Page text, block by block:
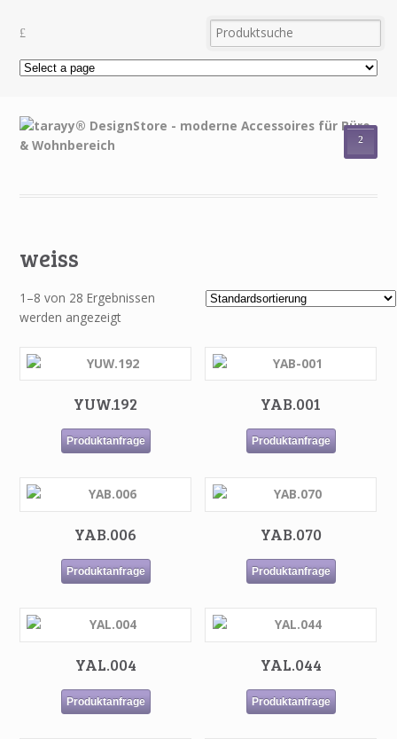
²
weiss
1–8 von 28 Ergebnissen
werden angezeigt
YUW.192
Produktanfrage
YAB.001
Produktanfrage
YAB.006
Produktanfrage
YAB.070
Produktanfrage
YAL.004
Produktanfrage
YAL.044
Produktanfrage